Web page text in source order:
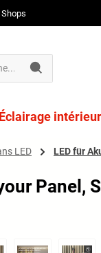
principale
Éclairage intérieur
LED LED für
Panel,